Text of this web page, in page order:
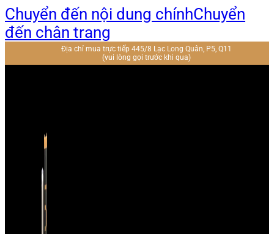
Chuyển đến nội dung chínhChuyển
đến chân trang
Địa chỉ mua trực tiếp 445/8 Lạc Long Quân, P5, Q11
(vui lòng gọi trước khi qua)